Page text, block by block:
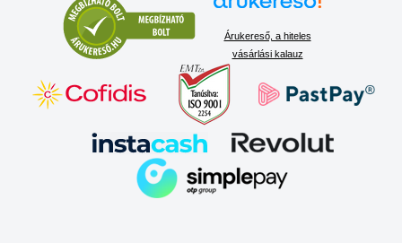
Árukereső, a hiteles
vásárlási kalauz